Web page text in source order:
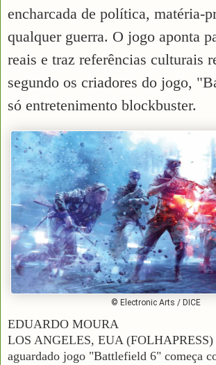
encharcada de política, matéria-
qualquer guerra. O jogo aponta
reais e traz referências culturais
segundo os criadores do jogo,
só entretenimento blockbuster.
© Electronic Arts / DICE
EDUARDO MOURA
LOS ANGELES, EUA
aguardado jogo "Battlefield 6" começa